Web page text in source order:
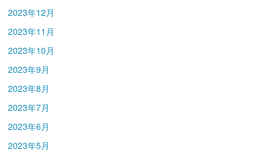
2023年12月
2023年11月
2023年10月
2023年9月
2023年8月
2023年7月
2023年6月
2023年5月